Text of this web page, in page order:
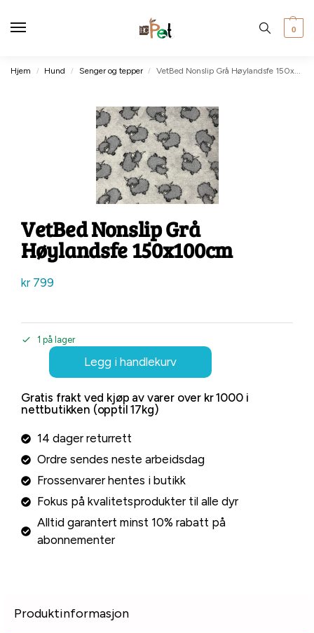
0
Hjem / Hund / Senger og tepper / VetBed Nonslip Grå Høylandsfe 150x100cm
VetBed Nonslip Grå
Høylandsfe 150x100cm
kr799
1 på lager
Legg i handlekurv
Gratis frakt ved kjøp av varer over kr 1000 i
nettbutikken (opptil 17kg)
14 dager returrett
Ordre sendes neste arbeidsdag
Frossenvarer hentes i butikk
Fokus på kvalitetsprodukter til alle dyr
Alltid garantert minst 10% rabatt på
abonnementer
Produktinformasjon